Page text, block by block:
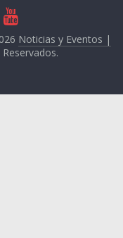
Noticias y Eventos |